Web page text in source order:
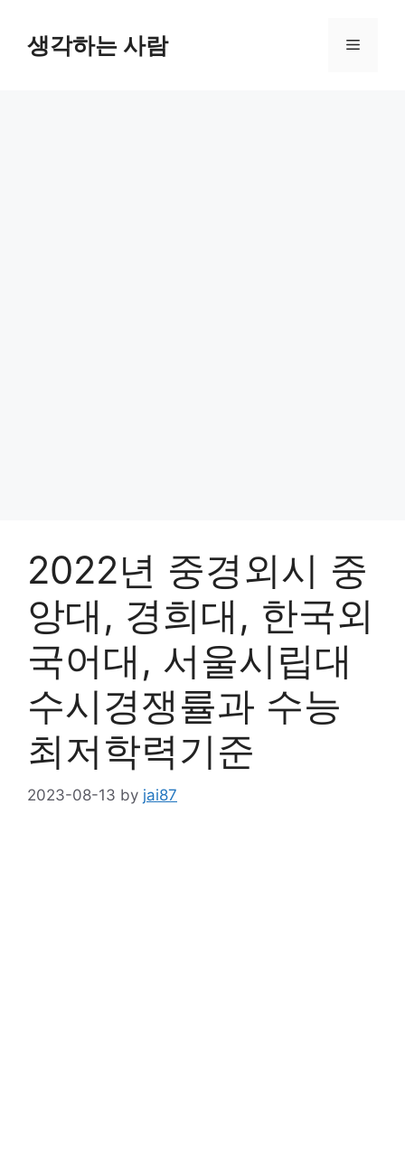
content생각하는 사람 Menu
2022년 중경외시 중
앙대, 경희대, 한국외
국어대, 서울시립대
수시경쟁률과 수능
최저학력기준
2023-08-13 by jai87